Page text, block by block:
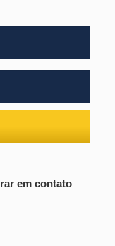
em contato